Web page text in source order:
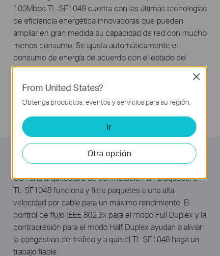
100Mbps TL-SF1048 cuenta con las últimas tecnologías
de eficiencia energética innovadoras que pueden
ampliar en gran medida su capacidad de red con mucho
menos consumo. Se ajusta automáticamente el
consumo de energía de acuerdo con el estado del
enlace y la longitud del cable para limitar la huella de
carbono de su red. También cumple con la normativa de
RoHS de la UE, que prohíbe el uso de ciertos materiales
peligrosos. Además, el 80% del material de embalaje
puede ser reciclado.
Alto Rendimiento
Con una arquitectura de conmutación sin bloqueos, el
TL-SF1048 funciona y filtra paquetes a una alta
velocidad por cable para un máximo rendimiento. El
control de flujo IEEE 802.3x para el modo Full Duplex y la
contrapresión para el modo Half Duplex ayudan a aliviar
la congestión del tráfico y a que el TL SF1048 haga un
trabajo fiable.
From United States?
Obtenga productos, eventos y servicios para su región.
Ir
Otra opción
Close